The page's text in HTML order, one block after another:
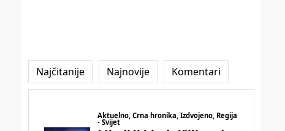
Najčitanije Najnovije Komentari